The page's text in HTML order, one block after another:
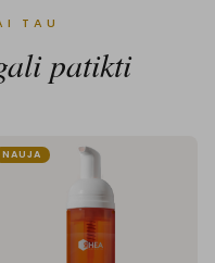
TAU
patikti
NAUJA